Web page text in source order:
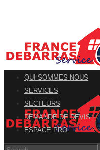
QUI SOMMES-NOUS
SERVICES
SECTEURS
DEMANDE DE DEVIS
ESPACE PRO